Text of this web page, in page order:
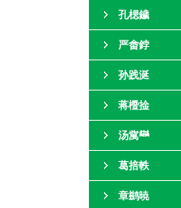
孔楒鐬
严畬鋍
孙践涎
蒋櫭捦
汤歶龻
葛掊軼
章鹚暁